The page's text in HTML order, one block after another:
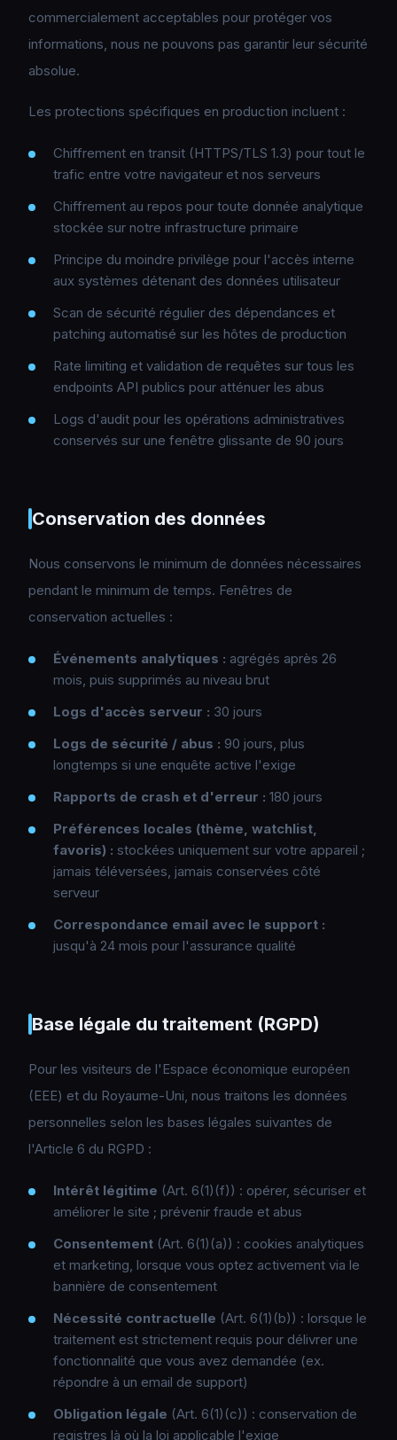
commercialement acceptables pour protéger vos
informations, nous ne pouvons pas garantir leur sécurité
absolue.
Les protections spécifiques en production incluent :
Chiffrement en transit (HTTPS/TLS 1.3) pour tout le
trafic entre votre navigateur et nos serveurs
Chiffrement au repos pour toute donnée analytique
stockée sur notre infrastructure primaire
Principe du moindre privilège pour l'accès interne
aux systèmes détenant des données utilisateur
Scan de sécurité régulier des dépendances et
patching automatisé sur les hôtes de production
Rate limiting et validation de requêtes sur tous les
endpoints API publics pour atténuer les abus
Logs d'audit pour les opérations administratives
conservés sur une fenêtre glissante de 90 jours
Conservation des données
Nous conservons le minimum de données nécessaires
pendant le minimum de temps. Fenêtres de
conservation actuelles :
Événements analytiques : agrégés après 26
mois, puis supprimés au niveau brut
Logs d'accès serveur : 30 jours
Logs de sécurité / abus : 90 jours, plus
longtemps si une enquête active l'exige
Rapports de crash et d'erreur : 180 jours
Préférences locales (thème, watchlist,
favoris) : stockées uniquement sur votre appareil ;
jamais téléversées, jamais conservées côté
serveur
Correspondance email avec le support :
jusqu'à 24 mois pour l'assurance qualité
Base légale du traitement (RGPD)
Pour les visiteurs de l'Espace économique européen
(EEE) et du Royaume-Uni, nous traitons les données
personnelles selon les bases légales suivantes de
l'Article 6 du RGPD :
Intérêt légitime (Art. 6(1)(f)) : opérer, sécuriser et
améliorer le site ; prévenir fraude et abus
Consentement (Art. 6(1)(a)) : cookies analytiques
et marketing, lorsque vous optez activement via le
bannière de consentement
Nécessité contractuelle (Art. 6(1)(b)) : lorsque le
traitement est strictement requis pour délivrer une
fonctionnalité que vous avez demandée (ex.
répondre à un email de support)
Obligation légale (Art. 6(1)(c)) : conservation de
registres là où la loi applicable l'exige